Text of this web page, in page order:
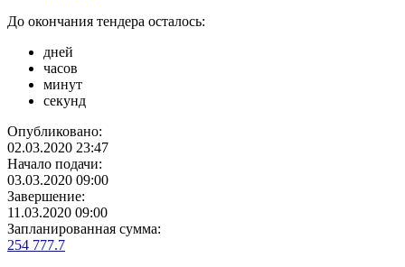
До окончания тендера осталось:
дней
часов
минут
секунд
Опубликовано:
02.03.2020 23:47
Начало подачи:
03.03.2020 09:00
Завершение:
11.03.2020 09:00
Запланированная сумма:
254 777.7